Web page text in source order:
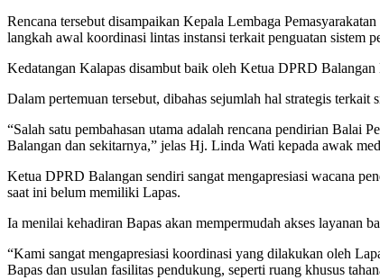
Rencana tersebut disampaikan Kepala Lembaga
langkah awal koordinasi lintas instansi terkait penguatan sistem
Kedatangan Kalapas disambut baik oleh Ketua DPRD
Dalam pertemuan tersebut, dibahas sejumlah hal strategis
“Salah satu pembahasan utama adalah rencana pendirian Balai
Balangan dan sekitarnya,” jelas Hj. Linda Wati kepada awak
Ketua DPRD Balangan sendiri sangat mengapresiasi wacana
saat ini belum memiliki Lapas.
Ia menilai kehadiran Bapas akan mempermudah akses layanan
“Kami sangat mengapresiasi koordinasi yang dilakukan oleh
Bapas dan usulan fasilitas pendukung, seperti ruang khusus